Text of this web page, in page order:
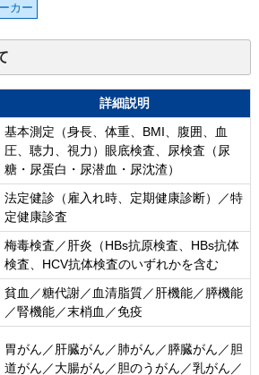
カー
詳細説明
基本測定（身長、体重、BMI、腹囲、血
圧、聴力、視力）眼底検査、尿検査（尿
糖・尿蛋白・尿潜血・尿沈渣）
法定健診（雇入れ時、定期健康診断）／特
定健康診査
梅毒検査／肝炎（HBs抗原検査、HBs抗体
検査、HCV抗体検査のいずれかを含む
貧血／糖代謝／血清脂質／肝機能／膵機能
／腎機能／末梢血／免疫
胃がん／肝臓がん／肺がん／膵臓がん／胆
道がん／大腸がん／胆のうがん／乳がん／